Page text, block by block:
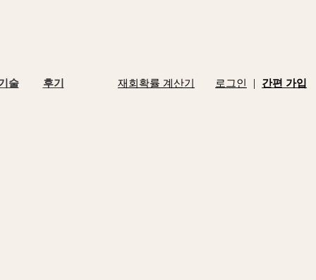
재회확률 계산기 로그인 | 간편 가입
술 후기